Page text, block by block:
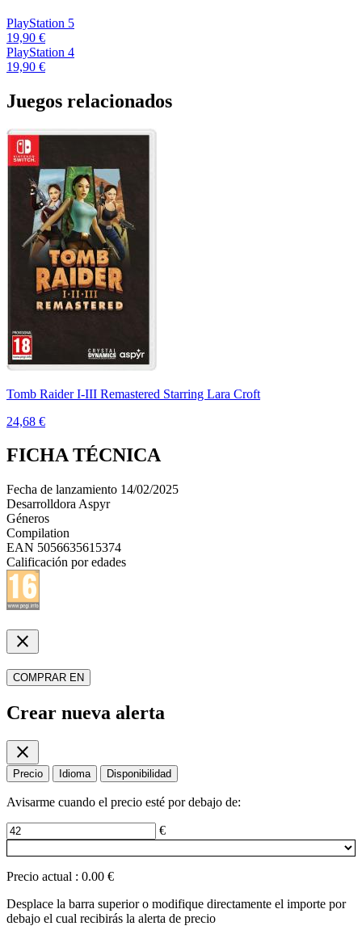
PlayStation 5
19,90 €
PlayStation 4
19,90 €
Juegos relacionados
Tomb Raider I-III Remastered Starring Lara Croft
24,68 €
FICHA TÉCNICA
Fecha de lanzamiento 14/02/2025
Desarrolldora Aspyr
Géneros
Compilation
EAN 5056635615374
Calificación por edades
close
COMPRAR EN
Crear nueva alerta
close
Precio Idioma Disponibilidad
Avisarme cuando el precio esté por debajo de:
€
Precio actual : 0.00 €
Desplace la barra superior o modifique directamente el importe por
debajo el cual recibirás la alerta de precio